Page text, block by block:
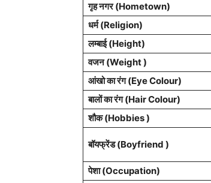
गृह नगर(Hometown)
धर्म (Religion)
लम्बाई (Height)
वजन (Weight )
आंखो का रंग (Eye Colour)
बालों का रंग (Hair Colour)
शौक (Hobbies )
बॉयफ्रेंड (Boyfriend )
पेशा(Occupation)